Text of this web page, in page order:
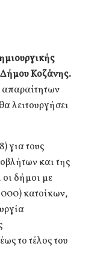
Κοζάνης.
λειτουργήσει
για τους
και της
δήμοι με
κατοίκων,
το τέλος του